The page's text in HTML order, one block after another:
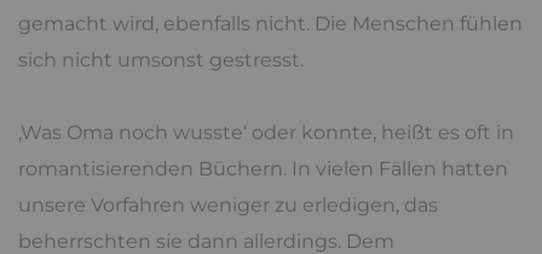
gemacht wird, ebenfalls nicht. Die Menschen fühlen
sich nicht umsonst gestresst.
‚Was Oma noch wusste‘ oder konnte, heißt es oft in
romantisierenden Büchern. In vielen Fällen hatten
unsere Vorfahren weniger zu erledigen, das
beherrschten sie dann allerdings. Dem